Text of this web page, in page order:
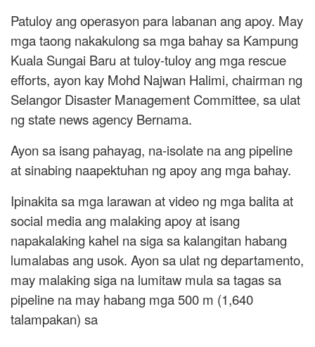
Patuloy ang operasyon para labanan ang apoy. May
mga taong nakakulong sa mga bahay sa Kampung
Kuala Sungai Baru at tuloy-tuloy ang mga rescue
efforts, ayon kay Mohd Najwan Halimi, chairman ng
Selangor Disaster Management Committee, sa ulat
ng state news agency Bernama.
Ayon sa isang pahayag, na-isolate na ang pipeline
at sinabing naapektuhan ng apoy ang mga bahay.
Ipinakita sa mga larawan at video ng mga balita at
social media ang malaking apoy at isang
napakalaking kahel na siga sa kalangitan habang
lumalabas ang usok. Ayon sa ulat ng departamento,
may malaking siga na lumitaw mula sa tagas sa
pipeline na may habang mga 500 m (1,640
talampakan) sa